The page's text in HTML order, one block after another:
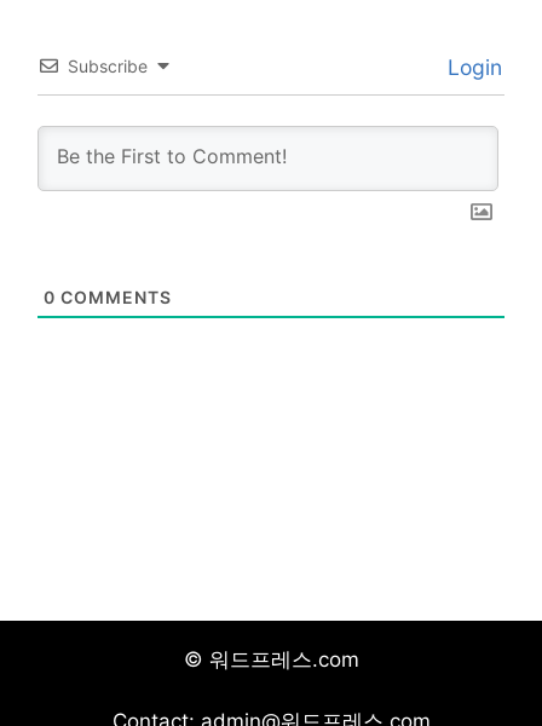
Subscribe Login
0 COMMENTS
© 워드프레스.com
Contact: admin@워드프레스.com